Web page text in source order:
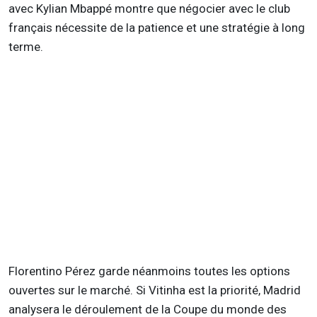
avec Kylian Mbappé montre que négocier avec le club
français nécessite de la patience et une stratégie à long
terme.
Florentino Pérez garde néanmoins toutes les options
ouvertes sur le marché. Si Vitinha est la priorité, Madrid
analysera le déroulement de la Coupe du monde des